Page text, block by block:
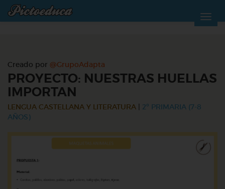
Creado por @GrupoAdapta
PROYECTO: NUESTRAS HUELLAS
IMPORTAN
LENGUA CASTELLANA Y LITERATURA
2º PRIMARIA (7-8
AÑOS)